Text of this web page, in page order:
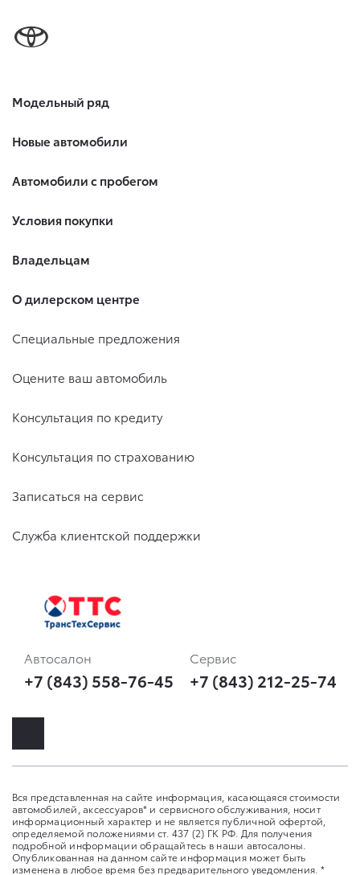
Модельный ряд
Новые автомобили
Автомобили с пробегом
Условия покупки
Владельцам
О дилерском центре
Специальные предложения
Оцените ваш автомобиль
Консультация по кредиту
Консультация по страхованию
Записаться на сервис
Служба клиентской поддержки
Автосалон
+7 (843) 558-76-45
Сервис
+7 (843) 212-25-74
Вся представленная на сайте информация, касающаяся стоимости
автомобилей, аксессуаров* и сервисного обслуживания, носит
информационный характер и не является публичной офертой,
определяемой положениями ст. 437 (2) ГК РФ. Для получения
подробной информации обращайтесь в наши автосалоны.
Опубликованная на данном сайте информация может быть
изменена в любое время без предварительного уведомления. *